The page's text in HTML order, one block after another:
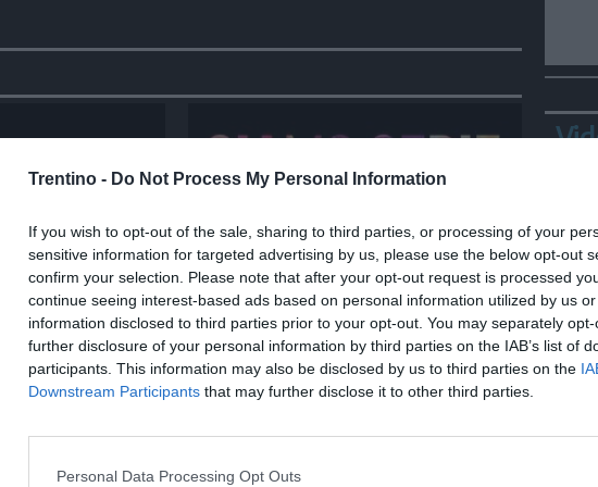
Trentino - Do Not Process My Personal Information
If you wish to opt-out of the sale, sharing to third parties, or processing of your
sensitive information for targeted advertising by us, please use the below opt-out
confirm your selection. Please note that after your opt-out request is processed
continue seeing interest-based ads based on personal information utilized by us
information disclosed to third parties prior to your opt-out. You may separately
further disclosure of your personal information by third parties on the IAB’s list of
participants. This information may also be disclosed by us to third parties on the
Downstream Participants that may further disclose it to other third parties.
Personal Data Processing Opt Outs
cercano di
SPETTACOLO
Siamo Serie: L'estate nei tuoi
occhi, Attitudini: nessuna, The
bear